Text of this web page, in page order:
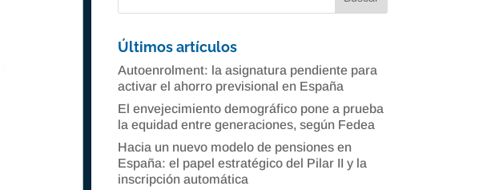
Últimos artículos
Autoenrolment: la asignatura pendiente para
activar el ahorro previsional en España
El envejecimiento demográfico pone a prueba
la equidad entre generaciones, según Fedea
Hacia un nuevo modelo de pensiones en
España: el papel estratégico del Pilar II y la
inscripción automática